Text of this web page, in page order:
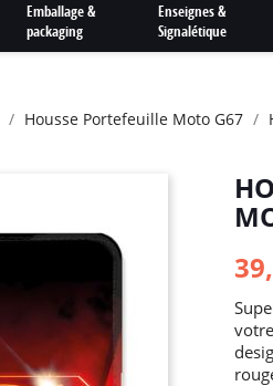
Emballage &
packaging
Enseignes &
Signalétique
Housse Portefeuille Moto G67